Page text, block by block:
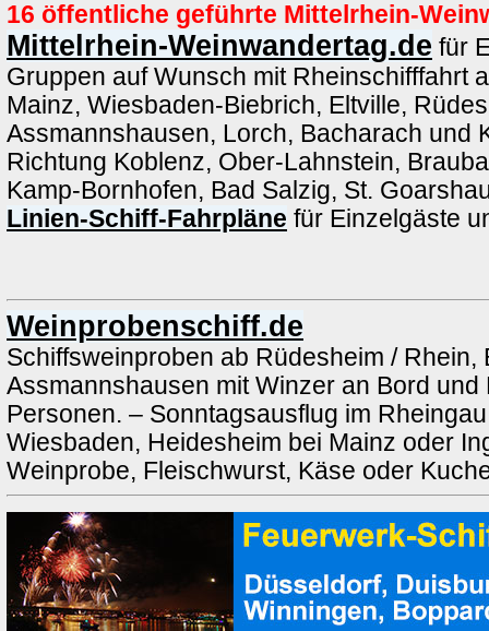
16 öffentliche geführte Mittelrhein-
Mittelrhein-Weinwandertag.de für
Gruppen auf Wunsch mit Rheinschifffahrt
Mainz, Wiesbaden-Biebrich, Eltville,
Assmannshausen, Lorch, Bacharach und
Richtung Koblenz, Ober-Lahnstein,
Kamp-Bornhofen, Bad Salzig, St.
Linien-Schiff-Fahrpläne für Einzelgäste
Weinprobenschiff.de
Schiffsweinproben ab Rüdesheim / Rhein,
Assmannshausen mit Winzer an Bord und
Personen. – Sonntagsausflug im
Wiesbaden, Heidesheim bei Mainz oder
Weinprobe, Fleischwurst, Käse oder